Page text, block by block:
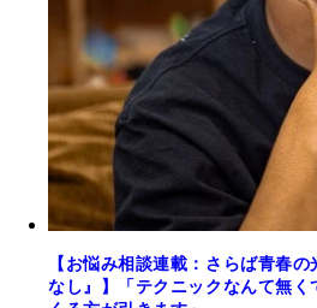
【お悩み相談連載：さらば青春
なし』】「テクニックなんて無